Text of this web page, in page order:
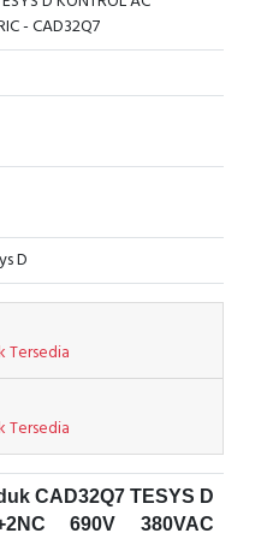
- CAD32Q7
D
Tersedia
Tersedia
CAD32Q7 TESYS D
690V 380VAC